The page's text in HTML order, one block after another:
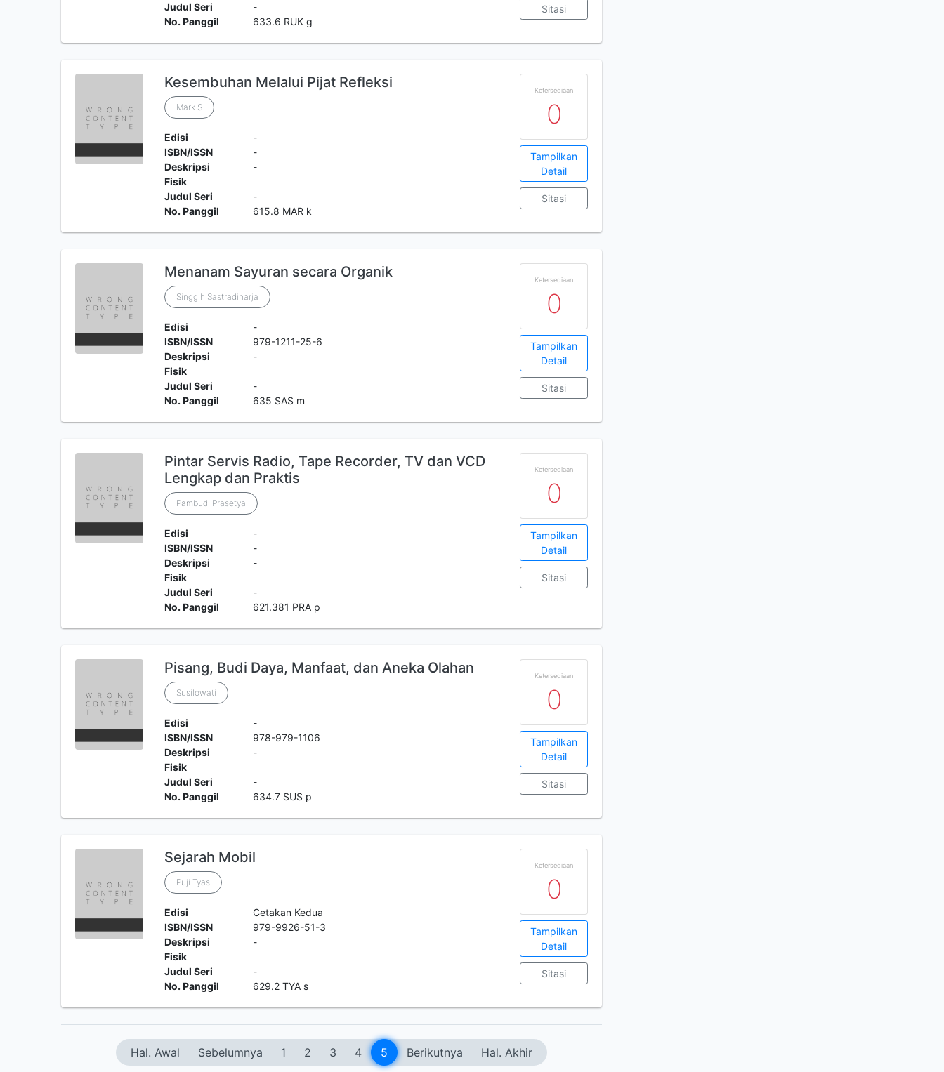
Judul Seri
-
No. Panggil
633.6 RUK g
Sitasi
Kesembuhan Melalui Pijat Refleksi
Mark S
Edisi
-
ISBN/ISSN
-
Deskripsi
Fisik
-
Judul Seri
-
No. Panggil
615.8 MAR k
Ketersediaan
0
Tampilkan
Detail
Sitasi
Menanam Sayuran secara Organik
Singgih Sastradiharja
Edisi
-
ISBN/ISSN
979-1211-25-6
Deskripsi
Fisik
-
Judul Seri
-
No. Panggil
635 SAS m
Ketersediaan
0
Tampilkan
Detail
Sitasi
Pintar Servis Radio, Tape Recorder, TV dan VCD
Lengkap dan Praktis
Pambudi Prasetya
Edisi
-
ISBN/ISSN
-
Deskripsi
Fisik
-
Judul Seri
-
No. Panggil
621.381 PRA p
Ketersediaan
0
Tampilkan
Detail
Sitasi
Pisang, Budi Daya, Manfaat, dan Aneka Olahan
Susilowati
Edisi
-
ISBN/ISSN
978-979-1106
Deskripsi
Fisik
-
Judul Seri
-
No. Panggil
634.7 SUS p
Ketersediaan
0
Tampilkan
Detail
Sitasi
Sejarah Mobil
Puji Tyas
Edisi
Cetakan Kedua
ISBN/ISSN
979-9926-51-3
Deskripsi
Fisik
-
Judul Seri
-
No. Panggil
629.2 TYA s
Ketersediaan
0
Tampilkan
Detail
Sitasi
Hal. Awal Sebelumnya 1 2 3 4 5 Berikutnya Hal. Akhir